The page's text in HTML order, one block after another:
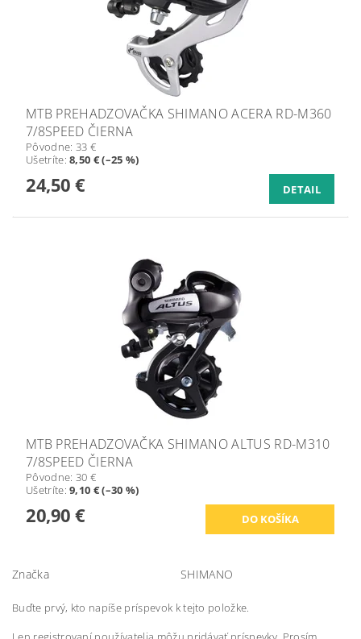
MTB PREHADZOVAČKA SHIMANO ACERA RD-M360
7/8SPEED ČIERNA
Pôvodne: 33 €
Ušetríte:8,50 € (–25 %)
24,50 € DETAIL
MTB PREHADZOVAČKA SHIMANO ALTUS RD-M310
7/8SPEED ČIERNA
Pôvodne: 30 €
Ušetríte:9,10 € (–30 %)
20,90 €
Značka SHIMANO
Buďte prvý, kto napíše príspevok k tejto položke.